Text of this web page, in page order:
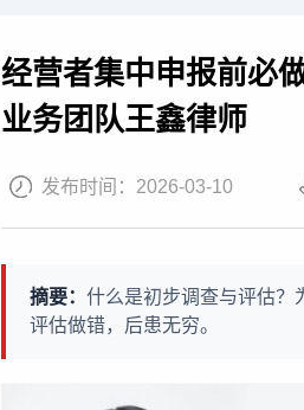
经营者集中申报前必
业务团队王鑫律师
发布时间： 2026-03-10
摘要： 什么是初步调查与评估？
评估做错，后患无穷。